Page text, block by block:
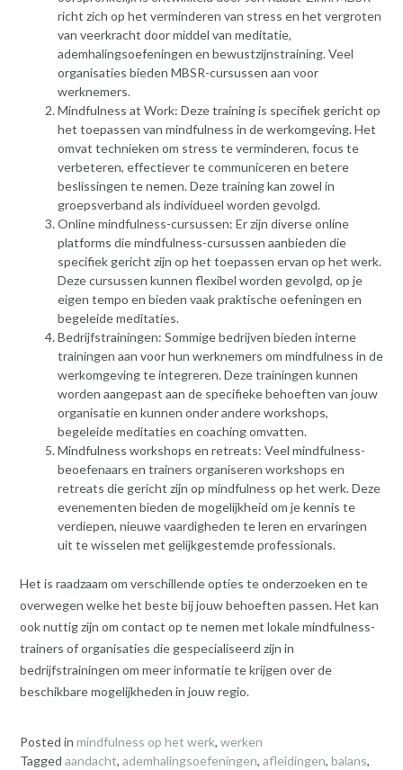
richt zich op het verminderen van stress en het vergroten
van veerkracht door middel van meditatie,
ademhalingsoefeningen en bewustzijnstraining. Veel
organisaties bieden MBSR-cursussen aan voor
werknemers.
Mindfulness at Work: Deze training is specifiek gericht op
het toepassen van mindfulness in de werkomgeving. Het
omvat technieken om stress te verminderen, focus te
verbeteren, effectiever te communiceren en betere
beslissingen te nemen. Deze training kan zowel in
groepsverband als individueel worden gevolgd.
Online mindfulness-cursussen: Er zijn diverse online
platforms die mindfulness-cursussen aanbieden die
specifiek gericht zijn op het toepassen ervan op het werk.
Deze cursussen kunnen flexibel worden gevolgd, op je
eigen tempo en bieden vaak praktische oefeningen en
begeleide meditaties.
Bedrijfstrainingen: Sommige bedrijven bieden interne
trainingen aan voor hun werknemers om mindfulness in de
werkomgeving te integreren. Deze trainingen kunnen
worden aangepast aan de specifieke behoeften van jouw
organisatie en kunnen onder andere workshops,
begeleide meditaties en coaching omvatten.
Mindfulness workshops en retreats: Veel mindfulness-
beoefenaars en trainers organiseren workshops en
retreats die gericht zijn op mindfulness op het werk. Deze
evenementen bieden de mogelijkheid om je kennis te
verdiepen, nieuwe vaardigheden te leren en ervaringen
uit te wisselen met gelijkgestemde professionals.
Het is raadzaam om verschillende opties te onderzoeken en te
overwegen welke het beste bij jouw behoeften passen. Het kan
ook nuttig zijn om contact op te nemen met lokale mindfulness-
trainers of organisaties die gespecialiseerd zijn in
bedrijfstrainingen om meer informatie te krijgen over de
beschikbare mogelijkheden in jouw regio.
Posted in mindfulness op het werk, werken
Tagged aandacht, ademhalingsoefeningen, afleidingen, balans,